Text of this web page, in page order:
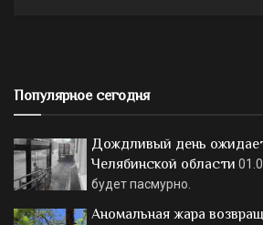
Популярное сегодня
Дождливый день
Челябинской области
будет пасмурно.
Аномальная жара